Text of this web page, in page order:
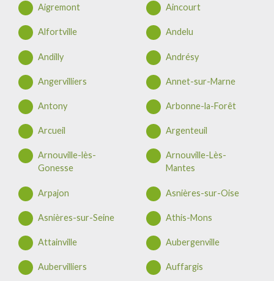
Aigremont Aincourt
Alfortville Andelu
Andilly Andrésy
Angervilliers Annet-sur-Marne
Antony Arbonne-la-Forêt
Arcueil Argenteuil
Arnouville-lès-
Gonesse
Arnouville-Lès-
Mantes
Arpajon Asnières-sur-Oise
Asnières-sur-Seine Athis-Mons
Attainville Aubergenville
Aubervilliers Auffargis